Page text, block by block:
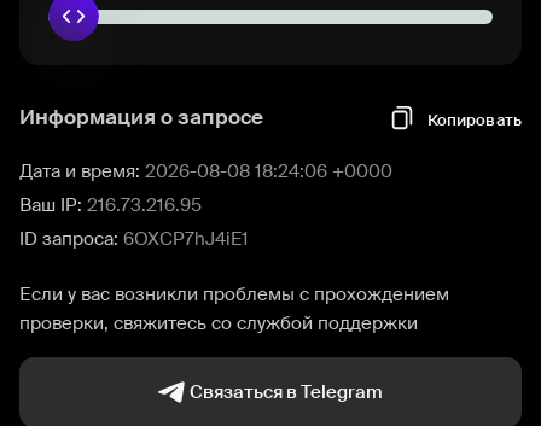
Информация о запросе Копировать
Дата и время: 2026-08-08 18:24:06 +0000
Ваш IP: 216.73.216.95
ID запроса: 6OXCP7hJ4iE1
Если у вас возникли проблемы с прохождением
проверки, свяжитесь со службой поддержки
Связаться в Telegram